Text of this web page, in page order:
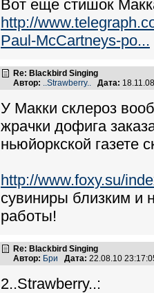
Вот еще стишок
http://
Paul-McCartneys-po...
Re: Blackbird Singing
Автор: ..Strawberry.. Дата:
У Макки склероз
жрачки дофига
ньюйоркской газете
http://www.foxy.su/
сувиниры близким и
работы!
Re: Blackbird Singing
Автор: Бри Дата: 22.08.10
2..Strawberry..: